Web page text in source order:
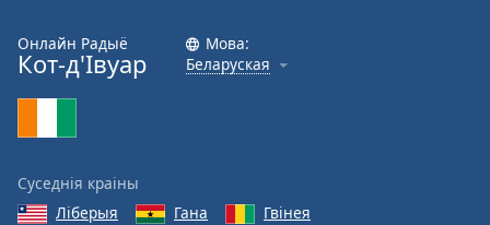
Онлайн Радыё
Кот-д'Івуар
Мова:
Беларуская
Суседнія краіны
Ліберыя
Гана
Гвінея